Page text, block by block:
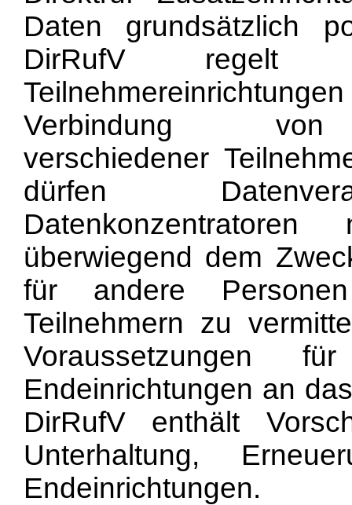
Daten grundsätzlich
DirRufV regelt
Verbindung von
verschiedener
dürfen
überwiegend dem
für andere
Teilnehmern zu
Voraussetzungen
Endeinrichtungen an
DirRufV enthält
Unterhaltung,
Endeinrichtungen.